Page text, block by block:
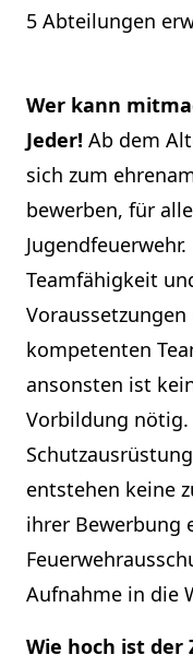
5 Abteilungen
Wer kann
Jeder! Ab dem
sich zum
bewerben, für
Teamfähigkeit
kompetenten
ansonsten ist
Vorbildung
entstehen keine
ihrer Bewerbung
Aufnahme in die
Wie hoch ist der